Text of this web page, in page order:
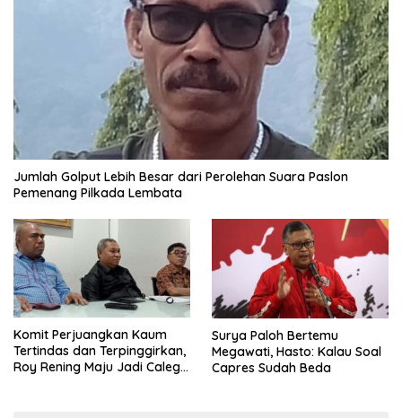
Jumlah Golput Lebih Besar dari Perolehan Suara Paslon
Pemenang Pilkada Lembata
Komit Perjuangkan Kaum
Tertindas dan Terpinggirkan,
Roy Rening Maju Jadi Caleg
Surya Paloh Bertemu
Megawati, Hasto: Kalau Soal
Capres Sudah Beda